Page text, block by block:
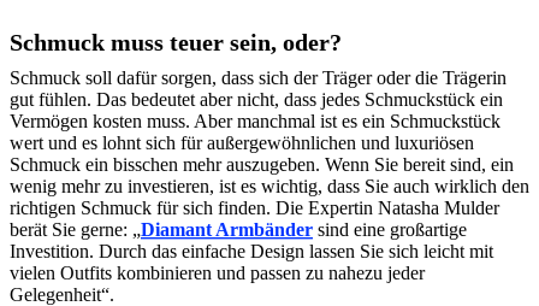
Schmuck muss teuer sein, oder?
Schmuck soll dafür sorgen, dass sich der Träger oder die Trägerin
gut fühlen. Das bedeutet aber nicht, dass jedes Schmuckstück ein
Vermögen kosten muss. Aber manchmal ist es ein Schmuckstück
wert und es lohnt sich für außergewöhnlichen und luxuriösen
Schmuck ein bisschen mehr auszugeben. Wenn Sie bereit sind, ein
wenig mehr zu investieren, ist es wichtig, dass Sie auch wirklich den
richtigen Schmuck für sich finden. Die Expertin Natasha Mulder
berät Sie gerne: „Diamant Armbänder sind eine großartige
Investition. Durch das einfache Design lassen Sie sich leicht mit
vielen Outfits kombinieren und passen zu nahezu jeder
Gelegenheit“.